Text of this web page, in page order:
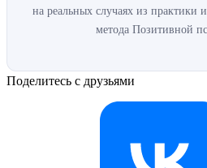
на реальных случаях из практики
метода Позитивной
Поделитесь с друзьями